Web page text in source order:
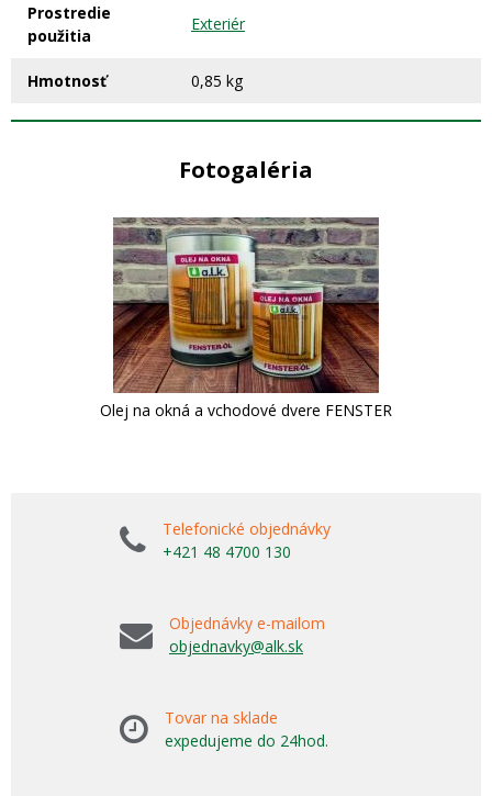
Prostredie
použitia
Exteriér
Hmotnosť 0,85 kg
Fotogaléria
Olej na okná a vchodové dvere FENSTER
Telefonické objednávky
+421 48 4700 130
Objednávky e-mailom
objednavky@alk.sk
Tovar na sklade
expedujeme do 24hod.